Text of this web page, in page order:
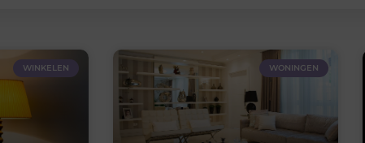
WINKELEN WONINGEN